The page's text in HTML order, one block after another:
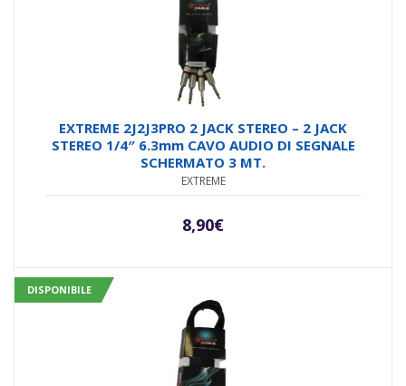
EXTREME 2J2J3PRO 2 JACK STEREO – 2 JACK
STEREO 1/4″ 6.3mm CAVO AUDIO DI SEGNALE
SCHERMATO 3 MT.
EXTREME
8,90€
DISPONIBILE